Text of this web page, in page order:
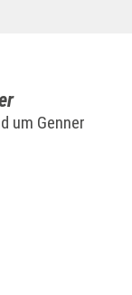
um Genner